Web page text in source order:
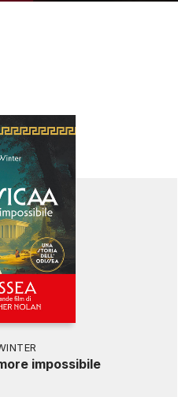
impossibile